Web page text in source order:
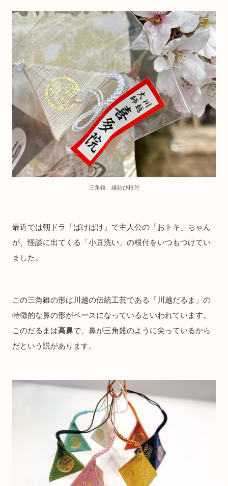
三角錐 縁結び根付
最近では朝ドラ「ばけばけ」で主人公の「おトキ」ちゃん
が、怪談に出てくる「小豆洗い」の根付をいつもつけてい
ました。
この三角錐の形は川越の伝統工芸である「川越だるま」の
特徴的な鼻の形がベースになっているといわれています。
このだるまは高鼻で、鼻が三角錐のように尖っているから
だという説があります。